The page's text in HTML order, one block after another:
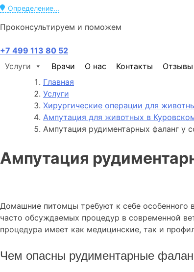
Определение...
Проконсультируем и поможем
+7 499 113 80 52
Услуги
Врачи О нас Контакты Отзывы
Главная
Услуги
Хирургические операции для
Ампутация для животных в
Ампутация рудиментарных фаланг у
Ампутация
Домашние питомцы требуют к себе особенного
часто обсуждаемых процедур в современной
процедура имеет как медицинские, так и
Чем опасны рудиментарные